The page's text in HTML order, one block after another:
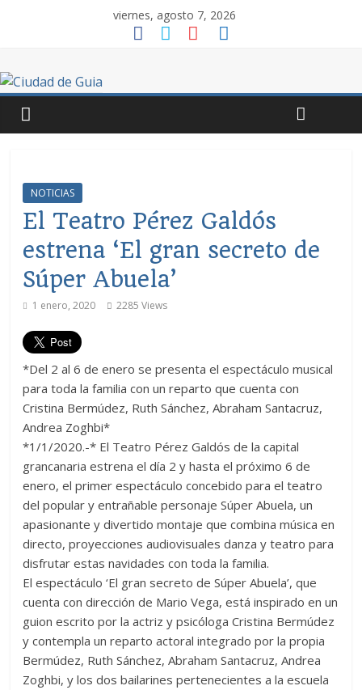
viernes, agosto 7, 2026
NOTICIAS
El Teatro Pérez Galdós
estrena ‘El gran secreto de
Súper Abuela’
1 enero, 2020 2285 Views
*Del 2 al 6 de enero se presenta el espectáculo musical
para toda la familia con un reparto que cuenta con
Cristina Bermúdez, Ruth Sánchez, Abraham Santacruz,
Andrea Zoghbi*
*1/1/2020.-* El Teatro Pérez Galdós de la capital
grancanaria estrena el día 2 y hasta el próximo 6 de
enero, el primer espectáculo concebido para el teatro
del popular y entrañable personaje Súper Abuela, un
apasionante y divertido montaje que combina música en
directo, proyecciones audiovisuales danza y teatro para
disfrutar estas navidades con toda la familia.
El espectáculo ‘El gran secreto de Súper Abuela’, que
cuenta con dirección de Mario Vega, está inspirado en un
guion escrito por la actriz y psicóloga Cristina Bermúdez
y contempla un reparto actoral integrado por la propia
Bermúdez, Ruth Sánchez, Abraham Santacruz, Andrea
Zoghbi, y los dos bailarines pertenecientes a la escuela